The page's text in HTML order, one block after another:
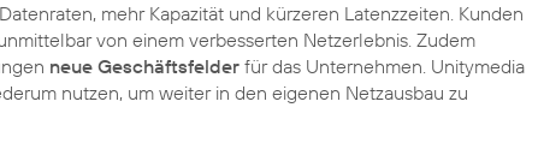
mehr Kapazität und kürzeren Latenzzeiten. Kunden
von einem verbesserten Netzerlebnis. Zudem
neue Geschäftsfelder für das Unternehmen. Unitymedia
nutzen, um weiter in den eigenen Netzausbau zu